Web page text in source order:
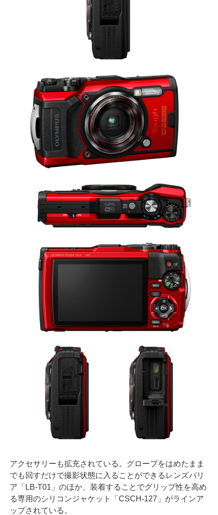
アクセサリーも拡充されている。グローブをはめたまま
でも回すだけで撮影状態に入ることができるレンズバリ
ア「LB-T01」のほか、装着することでグリップ性を高め
る専用のシリコンジャケット「CSCH-127」がラインア
ップされている。